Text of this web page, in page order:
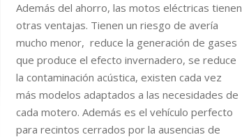
Además del ahorro, las motos eléctricas tienen
otras ventajas. Tienen un riesgo de avería
mucho menor, reduce la generación de gases
que produce el efecto invernadero, se reduce
la contaminación acústica, existen cada vez
más modelos adaptados a las necesidades de
cada motero. Además es el vehículo perfecto
para recintos cerrados por la ausencias de